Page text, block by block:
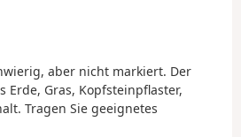
aber nicht markiert. Der
Erde, Gras, Kopfsteinpflaster,
Tragen Sie geeignetes